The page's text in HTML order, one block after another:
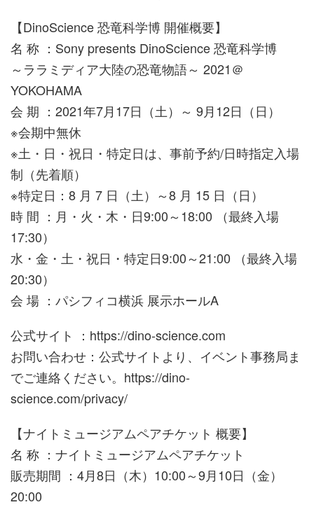
【DinoScience 恐竜科学博 開催概要】
名 称 ：Sony presents DinoScience 恐竜科学博
～ララミディア大陸の恐竜物語～ 2021＠
YOKOHAMA
会 期 ：2021年7月17日（土）～ 9月12日（日）
※会期中無休
※土・日・祝日・特定日は、事前予約/日時指定入場
制（先着順）
※特定日：8 月 7 日（土）～8 月 15 日（日）
時 間 ：月・火・木・日9:00～18:00 （最終入場
17:30）
水・金・土・祝日・特定日9:00～21:00 （最終入場
20:30）
会 場 ：パシフィコ横浜 展示ホールA
公式サイト ：https://dino-science.com
お問い合わせ：公式サイトより、イベント事務局ま
でご連絡ください。https://dino-
science.com/privacy/
【ナイトミュージアムペアチケット 概要】
名 称 ：ナイトミュージアムペアチケット
販売期間 ：4月8日（木）10:00～9月10日（金）
20:00